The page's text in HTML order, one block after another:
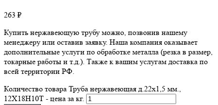
263 ₽
Купить нержавеющую трубу можно, позвонив нашему
менеджеру или оставив заявку. Наша компания оказывает
дополнительные услуги по обработке металла (резка в размер,
токарные работы и т.д.). Также к вашим услугам доставка по
всей территории РФ.
Количество товара Труба нержавеющая д.22x1,5 мм.,
12Х18Н10Т - цена за кг.